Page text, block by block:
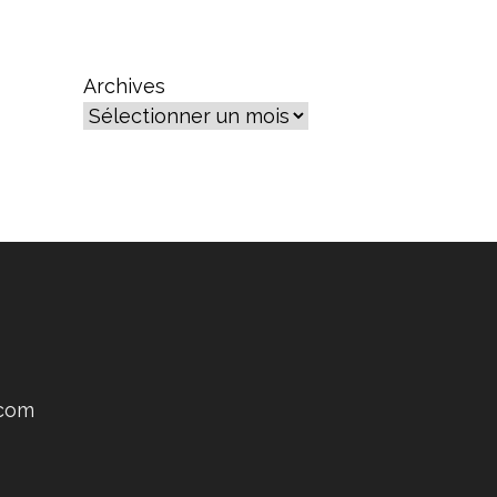
Archives